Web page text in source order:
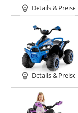
Details & Preise
Details & Preise